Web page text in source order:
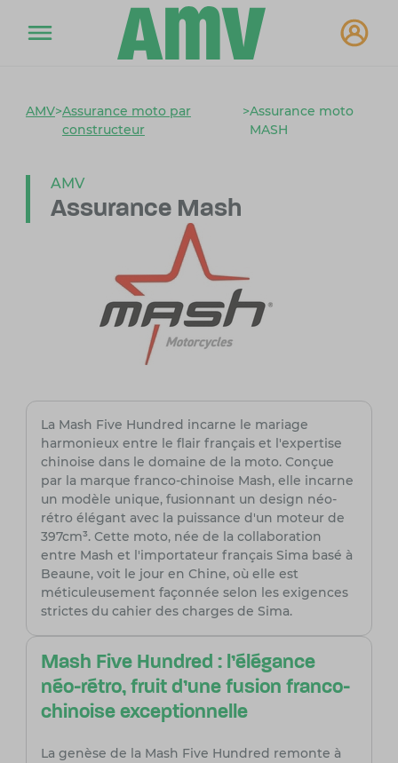
AMV>Assurance moto par
constructeur
>Assurance moto
MASH
AMV
Assurance Mash
La Mash Five Hundred incarne le mariage
harmonieux entre le flair français et l'expertise
chinoise dans le domaine de la moto. Conçue
par la marque franco-chinoise Mash, elle incarne
un modèle unique, fusionnant un design néo-
rétro élégant avec la puissance d'un moteur de
397cm³. Cette moto, née de la collaboration
entre Mash et l'importateur français Sima basé à
Beaune, voit le jour en Chine, où elle est
méticuleusement façonnée selon les exigences
strictes du cahier des charges de Sima.
Mash Five Hundred : l'élégance
néo-rétro, fruit d'une fusion franco-
chinoise exceptionnelle
La genèse de la Mash Five Hundred remonte à